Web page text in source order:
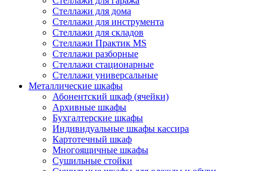
Стеллажи для дома
Стеллажи для инструмента
Стеллажи для складов
Стеллажи Практик MS
Стеллажи разборные
Стеллажи стационарные
Стеллажи универсальные
Металлические шкафы
Абонентский шкаф (ячейки)
Архивные шкафы
Бухгалтерские шкафы
Индивидуальные шкафы кассира
Картотечный шкаф
Многоящичные шкафы
Сушильные стойки